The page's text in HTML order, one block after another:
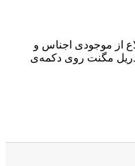
از موجودی اجناس و
مگنت روی دکمه‌ی